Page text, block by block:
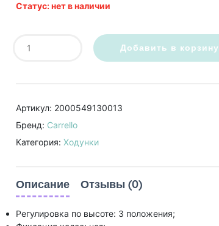
Статус: нет в наличии
Добавить в корзину
Артикул: 2000549130013
Бренд: Carrello
Категория: Ходунки
Описание Отзывы (0)
Регулировка по высоте: 3 положения;